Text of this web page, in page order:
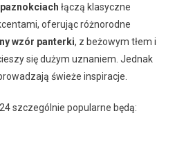
łączą klasyczne
oferując różnorodne
wzór panterki, z beżowym tłem i
się dużym uznaniem. Jednak
świeże inspiracje.
szczególnie popularne będą: